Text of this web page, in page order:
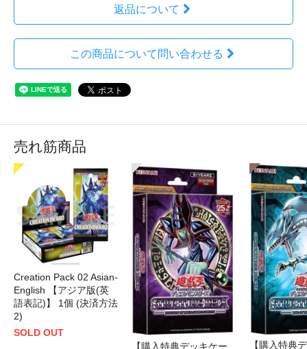
返品について
この商品について問い合わせる
売れ筋商品
Creation Pack 02 Asian-
English 【アジア版(英
語表記)】 1個 (決済方法
2)
SOLD OUT
【購入特典デッキケー
【購入特典